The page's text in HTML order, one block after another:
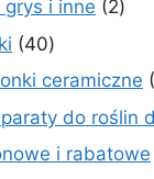
i inne 22
4040
produktów
ceramiczne
do roślin
i rabatowe